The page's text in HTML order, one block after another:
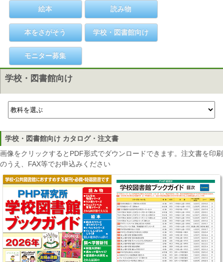
絵本 読み物
本をさがそう 学校・図書館向け
モニター募集
学校・図書館向け
学校・図書館向け カタログ・注文書
画像をクリックするとPDF形式でダウンロードできます。注文書を印刷
のうえ、FAX等でお申込みください